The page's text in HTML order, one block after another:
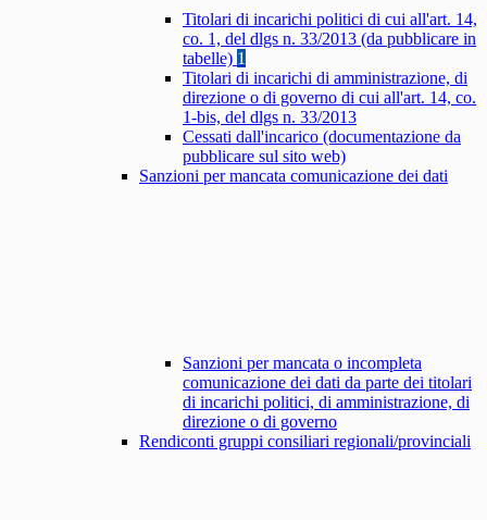
Titolari di incarichi politici di cui all'art. 14,
co. 1, del dlgs n. 33/2013 (da pubblicare in
tabelle) 1
Titolari di incarichi di amministrazione, di
direzione o di governo di cui all'art. 14, co.
1-bis, del dlgs n. 33/2013
Cessati dall'incarico (documentazione da
pubblicare sul sito web)
Sanzioni per mancata comunicazione dei dati
Sanzioni per mancata o incompleta
comunicazione dei dati da parte dei titolari
di incarichi politici, di amministrazione, di
direzione o di governo
Rendiconti gruppi consiliari regionali/provinciali